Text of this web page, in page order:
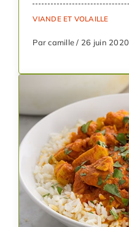
VIANDE ET VOLAILLE
Par camille / 26 juin 2020